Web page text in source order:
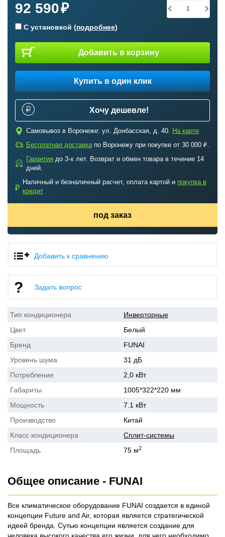
92 590
С установкой (подробнее)
Добавить в корзину
Купить в один клик
Хочу дешевле!
c Самовывоз в Воронеже: ул. Донбасская, д. 40. На карте
a Бесплатная доставкапо Воронежу при покупке от 30 000 ₽.
b
Гарантия до 3-х лет. Возврат и обмен товара в течение 14
дней.
₽
Наличный и безналичный расчет, оплата картой и покупка в
кредит
под заказ
Добавить к сравнению
Задать вопрос
Тип кондиционера
Инверторные
Цвет
Белый
Бренд
FUNAI
Уровень шума
31 дБ
Потребление
2,0 кВт
Габариты
1005*322*220 мм
Мощность
7.1 кВт
Производство
Китай
Класс кондиционера
Сплит-системы
Площадь
75 м2
Общее описание - FUNAI
Все климатическое оборудование FUNAI создается в единой
концепции Future and Air, которая является стратегической
идеей бренда. Сутью концепции является создание для